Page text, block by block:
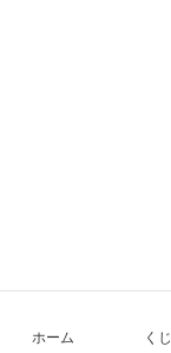
ホーム くじ